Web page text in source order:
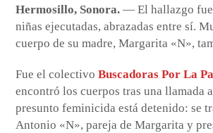
Hermosillo, Sonora. — El hallazgo fue
niñas ejecutadas, abrazadas entre sí.
cuerpo de su madre, Margarita «N»,
Fue el colectivo Buscadoras Por La
encontró los cuerpos tras una llamada
presunto feminicida está detenido: se
Antonio «N», pareja de Margarita y